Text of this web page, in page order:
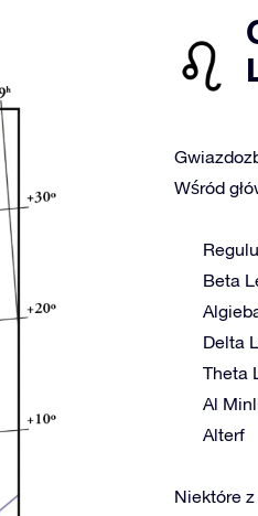
Wśród
Beta
Delta
Theta
Al
Alterf
Niektóre